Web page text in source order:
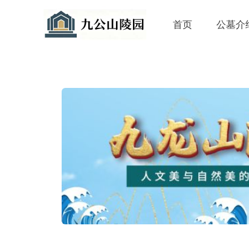
首页 公墓介